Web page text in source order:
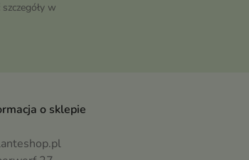
w
o sklepie